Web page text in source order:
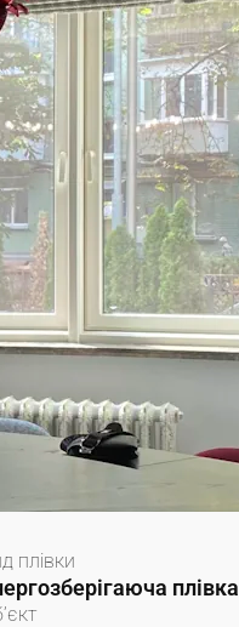
плівки
плівка